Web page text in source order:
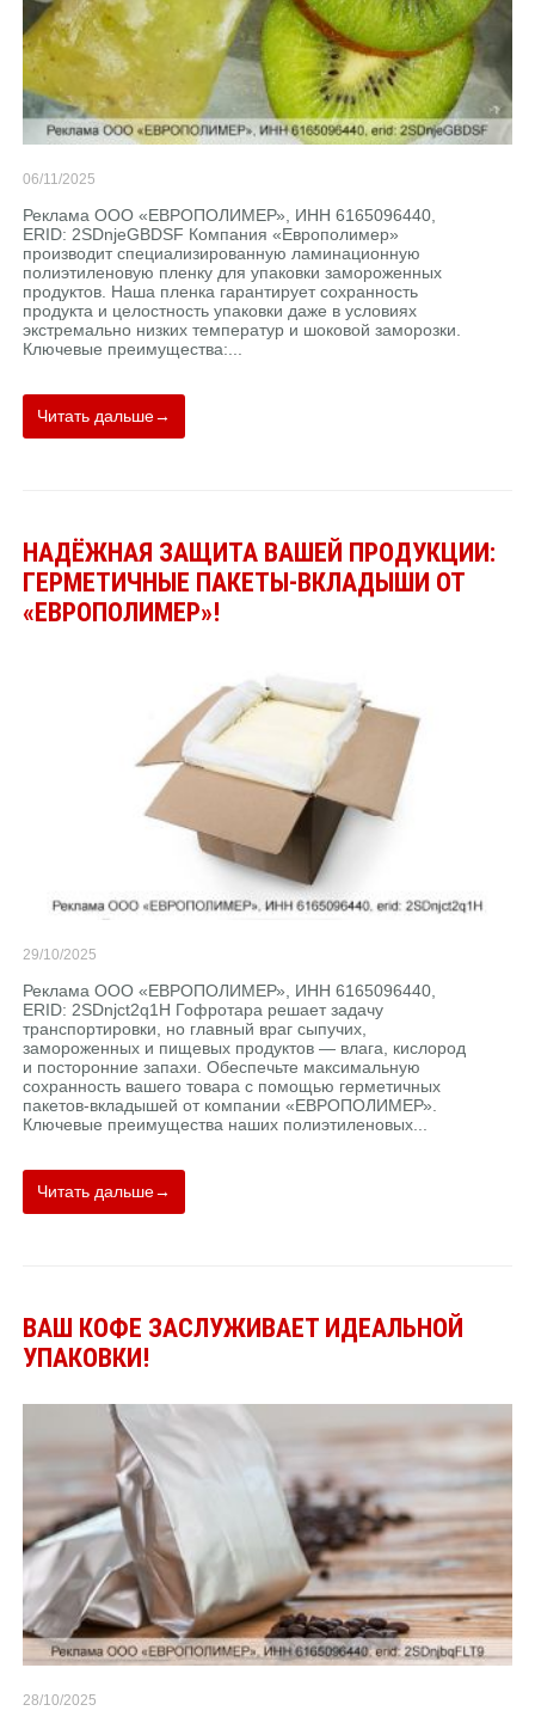
06/11/2025
Реклама ООО «ЕВРОПОЛИМЕР», ИНН 6165096440,
ERID: 2SDnjeGBDSF Компания «Европолимер»
производит специализированную ламинационную
полиэтиленовую пленку для упаковки замороженных
продуктов. Наша пленка гарантирует сохранность
продукта и целостность упаковки даже в условиях
экстремально низких температур и шоковой заморозки.
Ключевые преимущества:...
Читать дальше→
НАДЁЖНАЯ ЗАЩИТА ВАШЕЙ ПРОДУКЦИИ:
ГЕРМЕТИЧНЫЕ ПАКЕТЫ-ВКЛАДЫШИ ОТ
«ЕВРОПОЛИМЕР»!
29/10/2025
Реклама ООО «ЕВРОПОЛИМЕР», ИНН 6165096440,
ERID: 2SDnjct2q1H Гофротара решает задачу
транспортировки, но главный враг сыпучих,
замороженных и пищевых продуктов — влага, кислород
и посторонние запахи. Обеспечьте максимальную
сохранность вашего товара с помощью герметичных
пакетов-вкладышей от компании «ЕВРОПОЛИМЕР».
Ключевые преимущества наших полиэтиленовых...
Читать дальше→
ВАШ КОФЕ ЗАСЛУЖИВАЕТ ИДЕАЛЬНОЙ
УПАКОВКИ!
28/10/2025